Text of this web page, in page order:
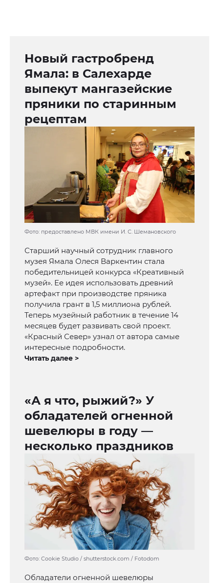
Новый гастробренд
Ямала: в Салехарде
выпекут мангазейские
пряники по старинным
рецептам
Фото: предоставлено МВК имени И. С. Шемановского
Старший научный сотрудник главного
музея Ямала Олеся Варкентин стала
победительницей конкурса «Креативный
музей». Ее идея использовать древний
артефакт при производстве пряника
получила грант в 1,5 миллиона рублей.
Теперь музейный работник в течение 14
месяцев будет развивать свой проект.
«Красный Север» узнал от автора самые
интересные подробности.
Читать далее >
«А я что, рыжий?» У
обладателей огненной
шевелюры в году —
несколько праздников
Фото: Cookie Studio / shutterstock.com / Fotodom
Обладатели огненной шевелюры